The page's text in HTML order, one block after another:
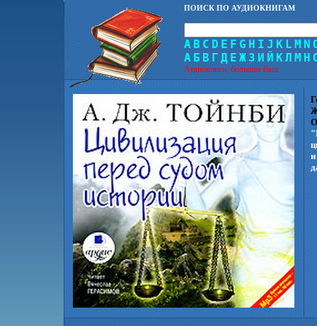
ПОИСК ПО АУДИОКНИГАМ
A B C D E F G H I J K L M N
А Б В Г Д Е Ж З И Й КЛ М Н
Аудиокниги, большая база.
и